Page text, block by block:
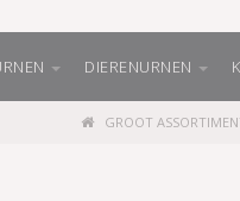
DIERENURNEN
GROOT